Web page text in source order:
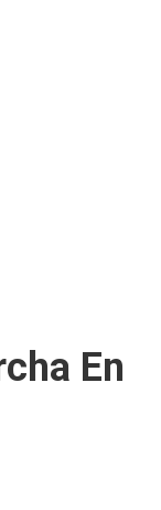
En